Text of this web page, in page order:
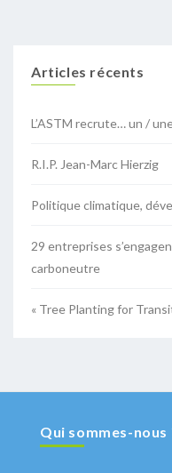
Articles récents
L’ASTM recrute… un /
R.I.P. Jean-Marc Hierzig
Politique climatique,
29 entreprises
carboneutre
« Tree Planting for
Qui sommes-nous